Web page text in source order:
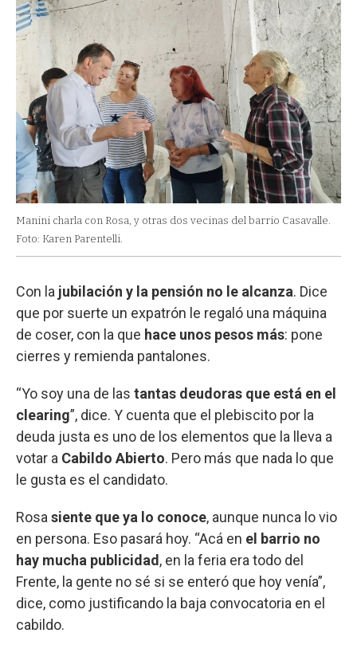
Manini charla con Rosa, y otras dos vecinas del barrio Casavalle.
Foto: Karen Parentelli.
Con la jubilación y la pensión no le alcanza. Dice
que por suerte un expatrón le regaló una máquina
de coser, con la que hace unos pesos más: pone
cierres y remienda pantalones.
“Yo soy una de las tantas deudoras que está en el
clearing”, dice. Y cuenta que el plebiscito por la
deuda justa es uno de los elementos que la lleva a
votar a Cabildo Abierto. Pero más que nada lo que
le gusta es el candidato.
Rosa siente que ya lo conoce, aunque nunca lo vio
en persona. Eso pasará hoy. “Acá en el barrio no
hay mucha publicidad , en la feria era todo del
Frente, la gente no sé si se enteró que hoy venía”,
dice, como justificando la baja convocatoria en el
cabildo.